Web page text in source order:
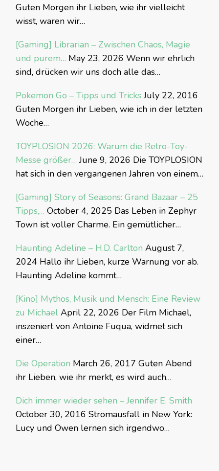
Guten Morgen ihr Lieben, wie ihr vielleicht
wisst, waren wir…
[Gaming] Librarian – Zwischen Chaos, Magie
und purem… May 23, 2026 Wenn wir ehrlich
sind, drücken wir uns doch alle das…
Pokemon Go – Tipps und Tricks July 22, 2016
Guten Morgen ihr Lieben, wie ich in der letzten
Woche…
TOYPLOSION 2026: Warum die Retro-Toy-
Messe größer… June 9, 2026 Die TOYPLOSION
hat sich in den vergangenen Jahren von einem…
[Gaming] Story of Seasons: Grand Bazaar – 25
Tipps,… October 4, 2025 Das Leben in Zephyr
Town ist voller Charme. Ein gemütlicher…
Haunting Adeline – H.D. Carlton August 7,
2024 Hallo ihr Lieben, kurze Warnung vor ab.
Haunting Adeline kommt…
[Kino] Mythos, Musik und Mensch: Eine Review
zu Michael April 22, 2026 Der Film Michael,
inszeniert von Antoine Fuqua, widmet sich
einer…
Die Operation March 26, 2017 Guten Abend
ihr Lieben, wie ihr merkt, es wird auch…
Dich immer wieder sehen – Jennifer E. Smith
October 30, 2016 Stromausfall in New York:
Lucy und Owen lernen sich irgendwo…